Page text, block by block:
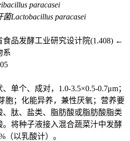
paracasei
Lactobacillus paracasei
品发酵工业研究设计院(1.408) ←
系
单个、成对，1.0-3.5×0.5-0.7μm；
胞；化能异养，兼性厌氧；营养要
、肽、盐类、脂肪酸或脂肪酸脂类
。将种子液接入混合蔬菜汁中发酵
（以乳酸计）。